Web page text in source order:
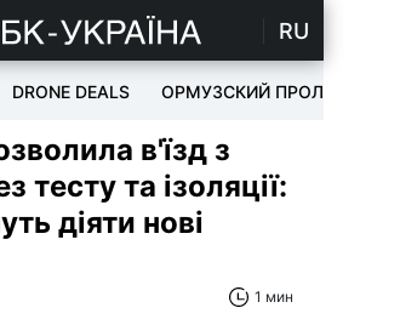
RU
DRONE DEALS ОРМУЗСКИЙ ПРОЛИВ
в'їзд з
тесту та ізоляції:
діяти нові
1 мин